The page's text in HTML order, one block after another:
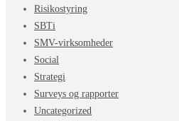
Risikostyring
SBTi
SMV-virksomheder
Social
Strategi
Surveys og rapporter
Uncategorized